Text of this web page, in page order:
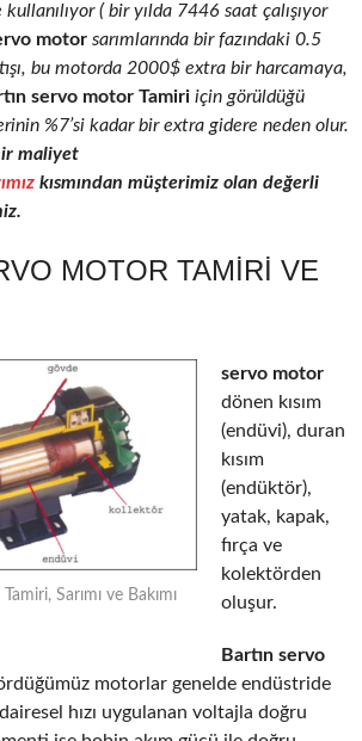
kullanılıyor ( bir yılda 7446 saat çalışıyor
motor sarımlarında bir fazındaki 0.5
bu motorda 2000$ extra bir harcamaya,
servo motor Tamiri için görüldüğü
%7’si kadar bir extra gidere neden olur.
maliyet
kısmından müşterimiz olan değerli
MOTOR TAMIRI VE
Sarımı ve Bakımı
servo motor
dönen kısım
(endüvi), duran
kısım
(endüktör),
yatak, kapak,
fırça ve
kolektörden
oluşur.
Bartın servo
motorlar genelde endüstride
hızı uygulanan voltajla doğru